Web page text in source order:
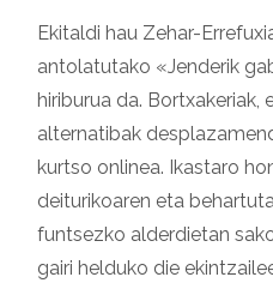
Ekitaldi hau Zehar-
antolatutako «Jenderik
hiriburua da. Bortxakeriak,
alternatibak
kurtso onlinea. Ikastaro
deiturikoaren eta
funtsezko alderdietan
gairi helduko die